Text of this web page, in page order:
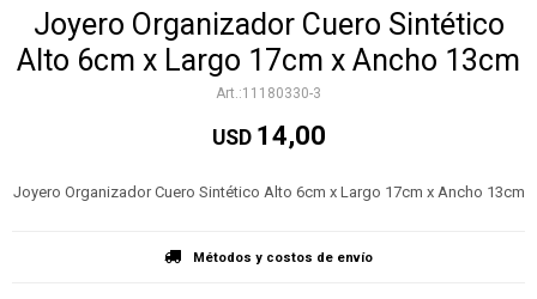
Joyero Organizador Cuero Sintético
Alto 6cm x Largo 17cm x Ancho 13cm
11180330-3
USD 14,00
Joyero Organizador Cuero Sintético Alto 6cm x Largo 17cm x Ancho 13cm
Métodos y costos de envío